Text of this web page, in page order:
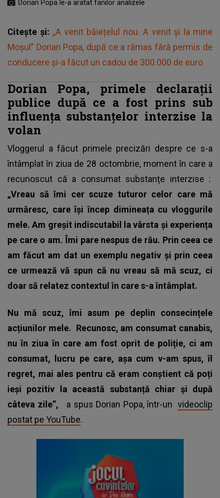
Dorian Popa le-a aratat fanilor analizele
Citește și: „A venit băiețelul nou. A venit și la mine
Moșul” Dorian Popa, după ce a rămas fără permis de
conducere și-a făcut un cadou de 300.000 de euro
Dorian Popa, primele declarații
publice după ce a fost prins sub
influența substanțelor interzise la
volan
Vloggerul a făcut primele precizări despre ce s-a
întâmplat în ziua de 28 octombrie, moment în care a
recunoscut că a consumat substanțe interzise :
„Vreau să îmi cer scuze tuturor celor care mă
urmăresc, care își încep dimineața cu vloggurile
mele. Am greșit indiscutabil la vârsta și experiența
pe care o am. Îmi pare nespus de rău. Prin ceea ce
am făcut am dat un exemplu negativ și prin ceea
ce urmează vă spun că nu vreau să mă scuz, ci
doar să relatez contextul în care s-a întâmplat.
Nu mă scuz, îmi asum pe deplin consecințele
acțiunilor mele. Recunosc, am consumat canabis,
nu în ziua în care am fost oprit de poliție, ci am
consumat, lucru pe care, așa cum v-am spus, îl
regret, mai ales pentru că eram conștient că poți
ieși pozitiv la această substanță chiar și după
câteva zile”,
a spus Dorian Popa, într-un videoclip
postat pe YouTube.